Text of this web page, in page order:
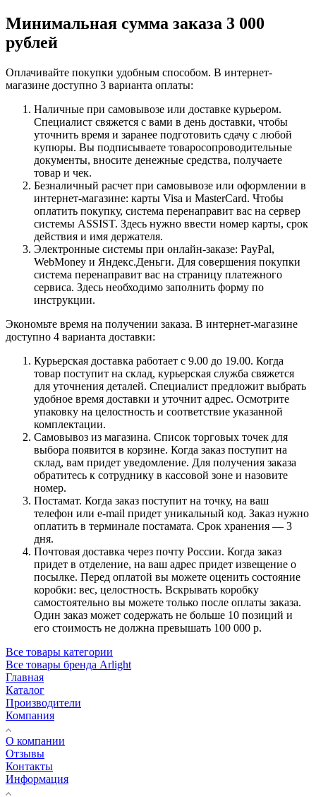
Минимальная сумма заказа 3 000
рублей
Оплачивайте покупки удобным способом. В интернет-
магазине доступно 3 варианта оплаты:
Наличные при самовывозе или доставке курьером.
Специалист свяжется с вами в день доставки, чтобы
уточнить время и заранее подготовить сдачу с любой
купюры. Вы подписываете товаросопроводительные
документы, вносите денежные средства, получаете
товар и чек.
Безналичный расчет при самовывозе или оформлении в
интернет-магазине: карты Visa и MasterCard. Чтобы
оплатить покупку, система перенаправит вас на сервер
системы ASSIST. Здесь нужно ввести номер карты, срок
действия и имя держателя.
Электронные системы при онлайн-заказе: PayPal,
WebMoney и Яндекс.Деньги. Для совершения покупки
система перенаправит вас на страницу платежного
сервиса. Здесь необходимо заполнить форму по
инструкции.
Экономьте время на получении заказа. В интернет-магазине
доступно 4 варианта доставки:
Курьерская доставка работает с 9.00 до 19.00. Когда
товар поступит на склад, курьерская служба свяжется
для уточнения деталей. Специалист предложит выбрать
удобное время доставки и уточнит адрес. Осмотрите
упаковку на целостность и соответствие указанной
комплектации.
Самовывоз из магазина. Список торговых точек для
выбора появится в корзине. Когда заказ поступит на
склад, вам придет уведомление. Для получения заказа
обратитесь к сотруднику в кассовой зоне и назовите
номер.
Постамат. Когда заказ поступит на точку, на ваш
телефон или e-mail придет уникальный код. Заказ нужно
оплатить в терминале постамата. Срок хранения — 3
дня.
Почтовая доставка через почту России. Когда заказ
придет в отделение, на ваш адрес придет извещение о
посылке. Перед оплатой вы можете оценить состояние
коробки: вес, целостность. Вскрывать коробку
самостоятельно вы можете только после оплаты заказа.
Один заказ может содержать не больше 10 позиций и
его стоимость не должна превышать 100 000 р.
Все товары категории
Все товары бренда Arlight
Главная
Каталог
Производители
Компания
О компании
Отзывы
Контакты
Информация